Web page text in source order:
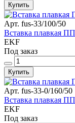
Купить
Арт. fus-33/100/50
Вставка плавкая
EKF
Под заказ
Купить
Арт. fus-33-0/160/50
Вставка плавкая
EKF
Под заказ